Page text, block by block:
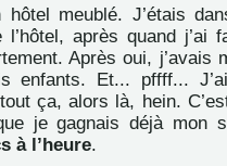
hôtel meublé. J’étais
après quand j’ai
Après oui, j’avais
enfants. Et... pffff...
ça, alors là, hein.
je gagnais déjà mon
à l’heure.